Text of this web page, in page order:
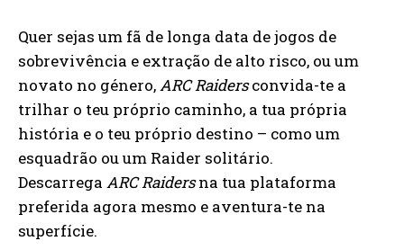
Quer sejas um fã de longa data de jogos de
sobrevivência e extração de alto risco, ou um
novato no género,ARC Raidersconvida-te a
trilhar o teu próprio caminho, a tua própria
história e o teu próprio destino – como um
esquadrão ou um Raider solitário.
Descarrega ARC Raidersna tua plataforma
preferida agora mesmo e aventura-te na
superfície.